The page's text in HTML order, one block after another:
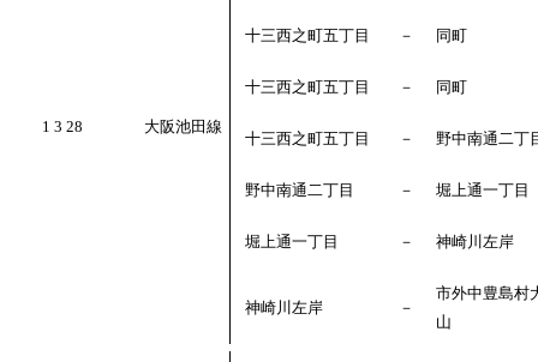
1 3 28 大阪池田線
十三西之町五丁目 － 同町
十三西之町五丁目 － 同町
十三西之町五丁目 － 野中南通二丁
野中南通二丁目 － 堀上通一丁目
堀上通一丁目 － 神崎川左岸
神崎川左岸 －
市外中豊島村
山